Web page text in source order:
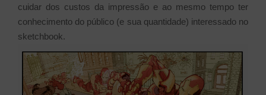
cuidar dos custos da impressão e ao mesmo tempo ter
conhecimento do público (e sua quantidade) interessado no
sketchbook.